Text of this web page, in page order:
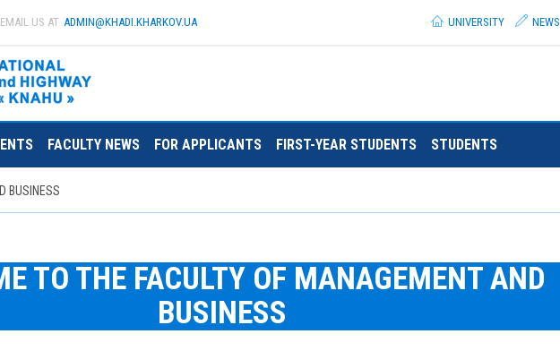
EMAIL US AT ADMIN@KHADI.KHARKOV.UA
UNIVERSITY
NEWS
FACULTY NEWS FOR APPLICANTS FIRST-YEAR STUDENTS STUDENTS
BUSINESS
TO THE FACULTY OF MANAGEMENT AND
BUSINESS